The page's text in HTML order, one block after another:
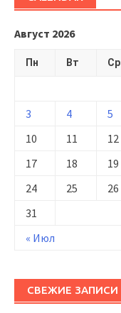
Август 2026
Пн Вт Ср
« Июл
3
4 5
10
11 12
17
18 19
24
25 26
31
СВЕЖИЕ ЗАПИСИ